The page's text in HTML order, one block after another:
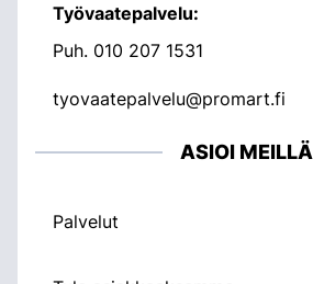
Työvaatepalvelu:
Puh. 010 207 1531
tyovaatepalvelu@promart.fi
ASIOI MEILLÄ
Palvelut